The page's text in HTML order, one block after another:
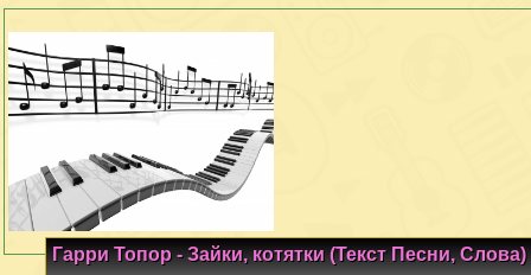
Гарри Топор - Зайки, котятки (Текст Песни, Слова)